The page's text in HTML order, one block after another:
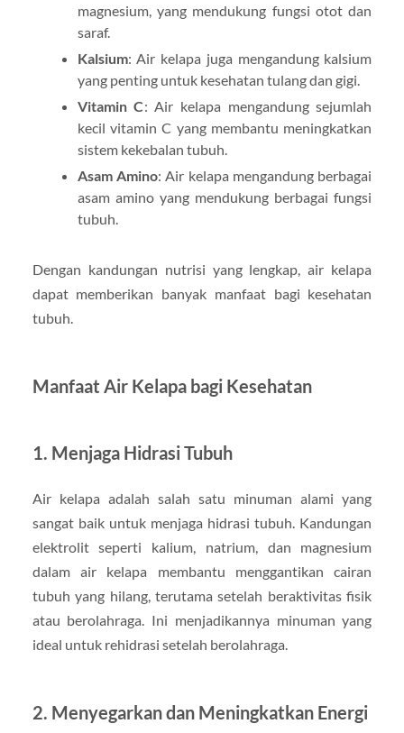
magnesium, yang mendukung fungsi otot dan
saraf.
Kalsium: Air kelapa juga mengandung kalsium
yang penting untuk kesehatan tulang dan gigi.
Vitamin C: Air kelapa mengandung sejumlah
kecil vitamin C yang membantu meningkatkan
sistem kekebalan tubuh.
Asam Amino: Air kelapa mengandung berbagai
asam amino yang mendukung berbagai fungsi
tubuh.
Dengan kandungan nutrisi yang lengkap, air kelapa
dapat memberikan banyak manfaat bagi kesehatan
tubuh.
Manfaat Air Kelapa bagi Kesehatan
1. Menjaga Hidrasi Tubuh
Air kelapa adalah salah satu minuman alami yang
sangat baik untuk menjaga hidrasi tubuh. Kandungan
elektrolit seperti kalium, natrium, dan magnesium
dalam air kelapa membantu menggantikan cairan
tubuh yang hilang, terutama setelah beraktivitas fisik
atau berolahraga. Ini menjadikannya minuman yang
ideal untuk rehidrasi setelah berolahraga.
2. Menyegarkan dan Meningkatkan Energi